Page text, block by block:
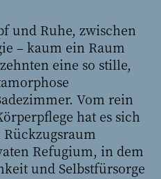
und Ruhe, zwischen
– kaum ein Raum
eine so stille,
Vom rein
hat es sich
Refugium, in dem
und Selbstfürsorge